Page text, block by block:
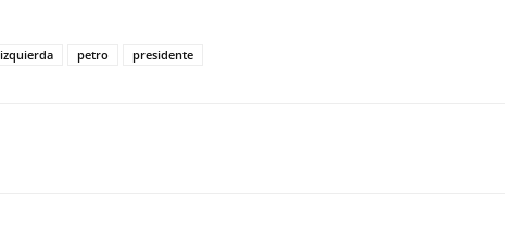
izquierda petro presidente